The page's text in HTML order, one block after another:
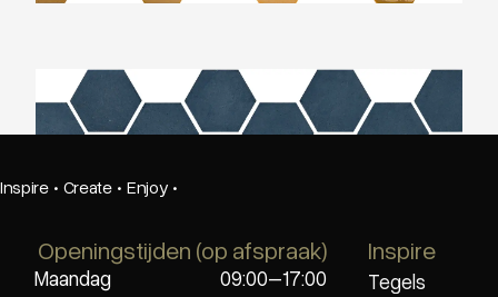
The Mosaic Factory Valencia Mat Blauw
Inspire · Create · Enjoy ·
Openingstijden (op afspraak)
Maandag
09:00–17:00
Inspire
Tegels